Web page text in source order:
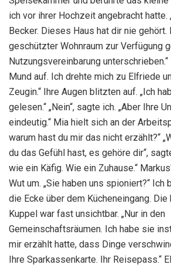
ich vor ihrer Hochzeit angebracht
Becker. Dieses Haus hat dir nie gehört.
geschützter Wohnraum zur Verfügung
Nutzungsvereinbarung
Mund auf. Ich drehte mich zu Elfriede
Zeugin.“ Ihre Augen blitzten auf. „Ich
gelesen.“ „Nein“, sagte ich. „Aber Ihre
eindeutig.“ Mia hielt sich an der
warum hast du mir das nicht erzählt?“
du das Gefühl hast, es gehöre dir“,
wie ein Käfig. Wie ein Zuhause.“
Wut um. „Sie haben uns spioniert?“ Ich
die Ecke über dem Kücheneingang.
Kuppel war fast unsichtbar. „Nur in den
Gemeinschaftsräumen. Ich habe sie
mir erzählt hatte, dass Dinge
Ihre Sparkassenkarte. Ihr Reisepass.“